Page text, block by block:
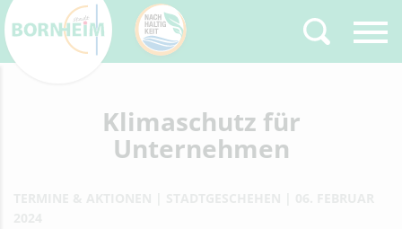
Type 2 or more
characters for results.
Klimaschutz für
Unternehmen